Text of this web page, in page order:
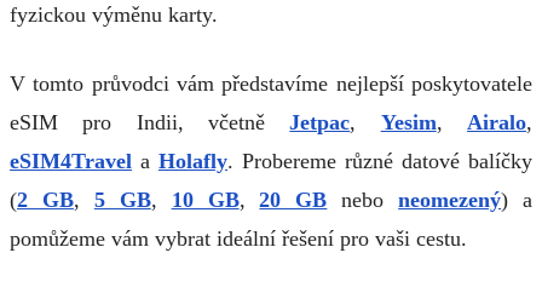
fyzickou výměnu karty.
V tomto průvodci vám představíme nejlepší poskytovatele
eSIM pro Indii, včetněJetpac, Yesim, Airalo,
eSIM4Travel a Holafly. Probereme různé datové balíčky
(2 GB, 5 GB, 10 GB,20 GB neboneomezený) a
pomůžeme vám vybrat ideální řešení pro vaši cestu.